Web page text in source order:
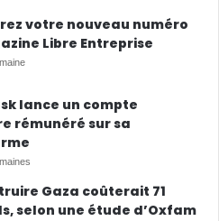
votre nouveau numéro
Libre Entreprise
lance un compte
rémunéré sur sa
Gaza coûterait 71
selon une étude d’Oxfam